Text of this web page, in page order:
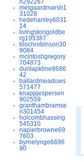
melgaardmarsh1
31028
hedehanley6031
14
livingstongoldbe
rg195387
blochrobinson30
9084
mcintoshgregory
704873
dunlapkline8686
42
ballardmeadows
571477
knappjespersen
902559
granthambramse
n301454
holcombhassing
545310
napierbrowne69
7603
byrnelynge6696
90